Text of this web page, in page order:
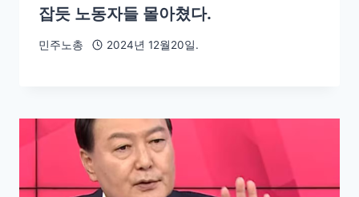
잡듯 노동자들 몰아쳤다.
민주노총 2024년 12월20일.